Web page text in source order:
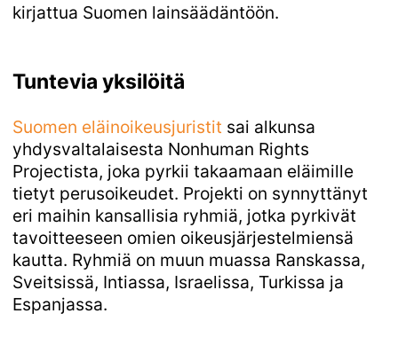
kirjattua Suomen lainsäädäntöön.
Tuntevia yksilöitä
Suomen eläinoikeusjuristit sai alkunsa
yhdysvaltalaisesta Nonhuman Rights
Projectista, joka pyrkii takaamaan eläimille
tietyt perusoikeudet. Projekti on synnyttänyt
eri maihin kansallisia ryhmiä, jotka pyrkivät
tavoitteeseen omien oikeusjärjestelmiensä
kautta. Ryhmiä on muun muassa Ranskassa,
Sveitsissä, Intiassa, Israelissa, Turkissa ja
Espanjassa.